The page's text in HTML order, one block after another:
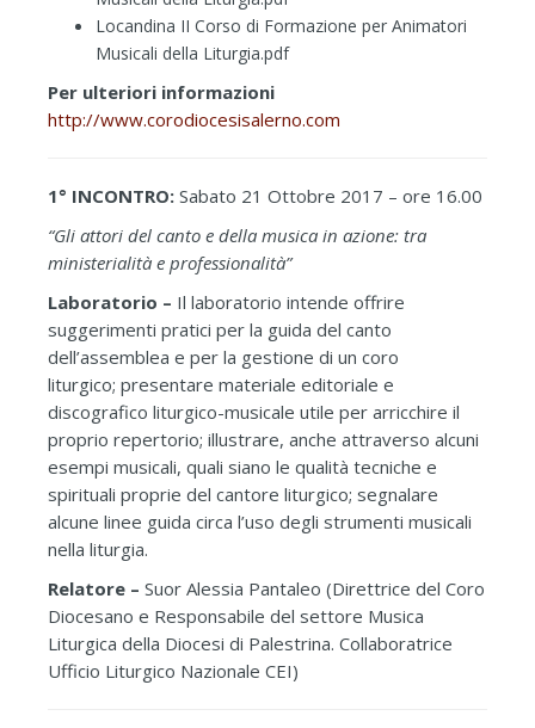
Locandina II Corso di Formazione per Animatori
Musicali della Liturgia.pdf
Per ulteriori informazioni
http://www.corodiocesisalerno.com
1° INCONTRO: Sabato 21 Ottobre 2017 – ore 16.00
“Gli attori del canto e della musica in azione: tra
ministerialità e professionalità”
Laboratorio – Il laboratorio intende offrire
suggerimenti pratici per la guida del canto
dell’assemblea e per la gestione di un coro
liturgico; presentare materiale editoriale e
discografico liturgico-musicale utile per arricchire il
proprio repertorio; illustrare, anche attraverso alcuni
esempi musicali, quali siano le qualità tecniche e
spirituali proprie del cantore liturgico; segnalare
alcune linee guida circa l’uso degli strumenti musicali
nella liturgia.
Relatore – Suor Alessia Pantaleo (Direttrice del Coro
Diocesano e Responsabile del settore Musica
Liturgica della Diocesi di Palestrina. Collaboratrice
Ufficio Liturgico Nazionale CEI)